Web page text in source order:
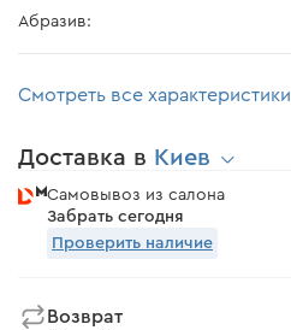
Абразив:
Смотреть все характеристики
Доставка в Киев
Самовывоз из салона
Забрать сегодня
Проверить наличие
Возврат